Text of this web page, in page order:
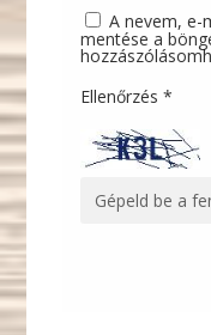
A nevem, e-
mentése a
Ellenőrzés*